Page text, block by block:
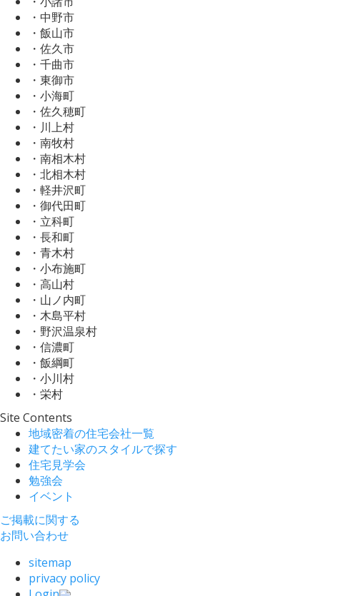
・中野市
・飯山市
・佐久市
・千曲市
・東御市
・小海町
・佐久穂町
・川上村
・南牧村
・南相木村
・北相木村
・軽井沢町
・御代田町
・立科町
・長和町
・青木村
・小布施町
・高山村
・山ノ内町
・木島平村
・野沢温泉村
・信濃町
・飯綱町
・小川村
・栄村
Site Contents
地域密着の住宅会社一覧
建てたい家のスタイルで探す
住宅見学会
勉強会
イベント
ご掲載に関する
お問い合わせ
sitemap
privacy policy